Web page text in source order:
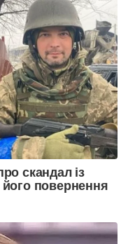
скандал із
його повернення